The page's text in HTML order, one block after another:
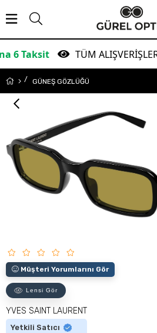
TÜM ALIŞVERİŞLERDE
GÜNEŞ GÖZLÜĞÜ
Müşteri Yorumlarını Gör
Lensi Gör
YVES SAINT LAURENT
Yetkili Satıcı